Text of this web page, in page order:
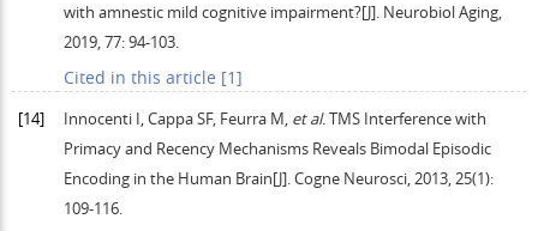
with amnestic mild cognitive impairment?[J]. Neurobiol Aging,
2019,77: 94-103.
Cited in this article [1]
[14] Innocenti I,CappaSF, Feurra M, et al. TMS Interference with
Primacy and Recency Mechanisms Reveals Bimodal Episodic
Encoding in the Human Brain[J].Cogne Neurosci,2013,25(1):
109-116.